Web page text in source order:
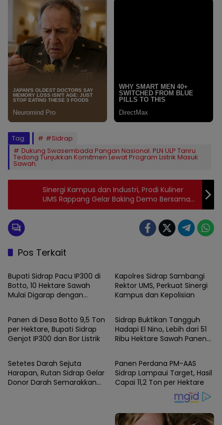
Tag:
#Sidrap
Dukung Swasembada Pangan Nasional. PLN ULP Tanru
Tedong Tunjukkan Komitmen Lewat Program Listrik Masuk
Sawah.
Sinergi Kampus dan Industri, Prodi Kuliner
UMS Rappang Gelar Baking Demo Bersama
Praktisi
Pos Terkait
SIDRAP
Bupati Sidrap Pacu IP300 di
Botto, 10 Hektare Sawah
Mulai Digarap dengan
Kapolres Sidrap Sambangi
Rektor UMS, Perkuat Sinergi
Kampus dan Kepolisian
SIDRAP
Panen di Desa Botto 9,5 Ton
per Hektare, Bupati Sidrap
Genjot IP300 dan Bor Listrik
SIDRAP
Sidrap Buktikan Tangguh
Hadapi El Nino, Lebih dari 51
Ribu Hektare Sawah Panen
SIDRAP
Setetes Darah Sejuta
Harapan, Rutan Sidrap Gelar
Donor Darah Semarakkan
SIDRAP
Panen Perdana PM-AAS
Sidrap Lampaui Target, Hasil
Capai 11,2 Ton per Hektare